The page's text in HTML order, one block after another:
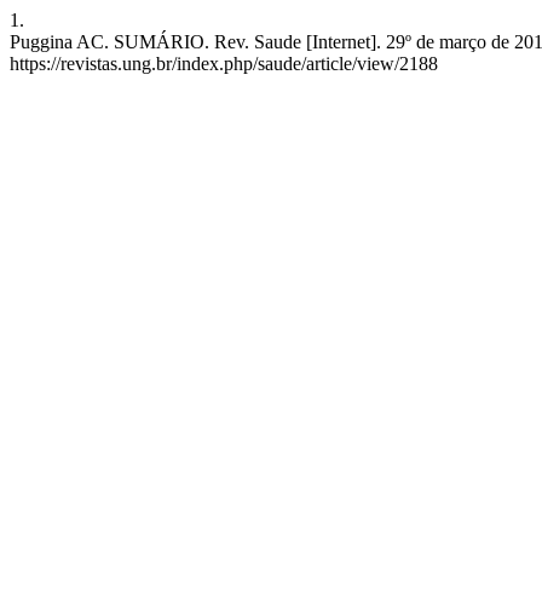
1.
Puggina AC. SUMÁRIO. Rev. Saude [Internet]. 29º de março de
https://revistas.ung.br/index.php/saude/article/view/2188